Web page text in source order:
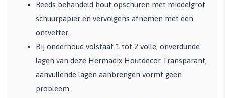
Reeds behandeld hout opschuren met middelgrof
schuurpapier en vervolgens afnemen met een
ontvetter.
Bij onderhoud volstaat 1 tot 2 volle, onverdunde
lagen van deze Hermadix Houtdecor Transparant,
aanvullende lagen aanbrengen vormt geen
probleem.